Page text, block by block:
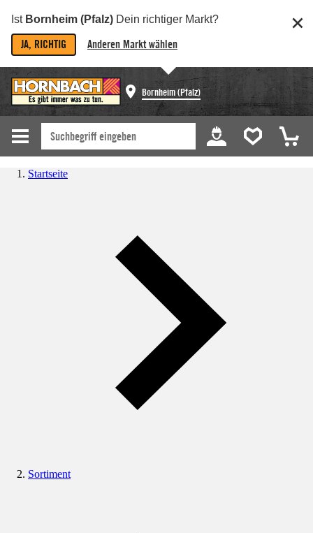
Ist Bornheim (Pfalz) Dein richtiger Markt?
JA, RICHTIG Anderen Markt wählen
Bornheim (Pfalz)
Startseite
Sortiment